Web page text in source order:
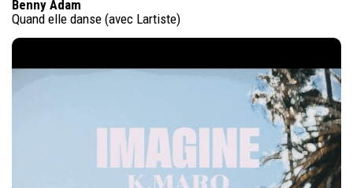
Benny Adam
Quand elle danse (avec Lartiste)